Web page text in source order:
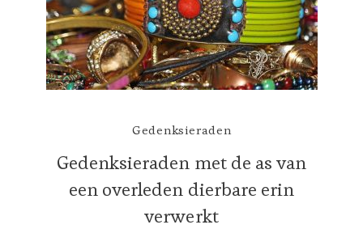
Gedenksieraden
Gedenksieraden met de as van
een overleden dierbare erin
verwerkt